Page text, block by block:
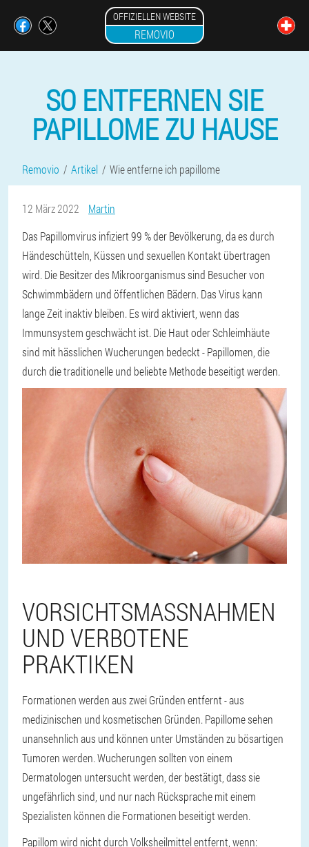
OFFIZIELLEN WEBSITE
REMOVIO
SO ENTFERNEN SIE
PAPILLOME ZU HAUSE
Removio Artikel Wie entferne ich papillome
12 März 2022
Martin
Das Papillomvirus infiziert 99 % der Bevölkerung, da es durch
Händeschütteln, Küssen und sexuellen Kontakt übertragen
wird. Die Besitzer des Mikroorganismus sind Besucher von
Schwimmbädern und öffentlichen Bädern. Das Virus kann
lange Zeit inaktiv bleiben. Es wird aktiviert, wenn das
Immunsystem geschwächt ist. Die Haut oder Schleimhäute
sind mit hässlichen Wucherungen bedeckt - Papillomen, die
durch die traditionelle und beliebte Methode beseitigt werden.
VORSICHTSMASSNAHMEN U
ND VERBOTENE P
RAKTIKEN
Formationen werden aus zwei Gründen entfernt - aus
medizinischen und kosmetischen Gründen. Papillome sehen
unansehnlich aus und können unter Umständen zu bösartigen
Tumoren werden. Wucherungen sollten von einem
Dermatologen untersucht werden, der bestätigt, dass sie
ungefährlich sind, und nur nach Rücksprache mit einem
Spezialisten können die Formationen beseitigt werden.
Papillom wird nicht durch Volksheilmittel entfernt, wenn: